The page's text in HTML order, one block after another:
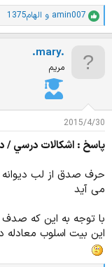
ا
م
:
amin007 و الهام1375
.mary.
مریم
2015/4/30
پاسخ : اشكالات درسي
حرف صدق از لب
می آید
با توجه به این که صدف
این بیت اسلوب معادله